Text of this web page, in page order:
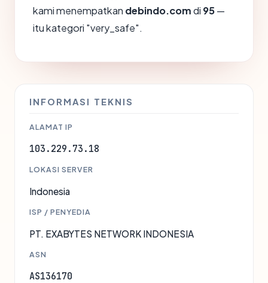
kami menempatkan debindo.comdi 95—
itu kategori "very_safe".
INFORMASI TEKNIS
ALAMAT IP
103.229.73.18
LOKASI SERVER
Indonesia
ISP / PENYEDIA
PT. EXABYTES NETWORK INDONESIA
ASN
AS136170